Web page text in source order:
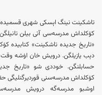
تاشکینت نینگ اېسکی شهری قسمیده‌
کۉکلداش مدرسه‌سی آتی بیلن
«تاریخ جدیده تاشکینت» کتابیده
دېب یازیلگن. درویش خان اۉشه
حسابلنگن. خوددی شو «تاریخ
کۉکلداش مدرسه‌سنی قوردیرگنلیگی
اوشبو مدرسه‌گه درویش